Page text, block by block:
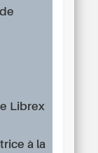
Librex
à la